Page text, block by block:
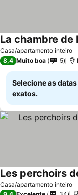
Casa/apartamento inteiro
La chambre de
8,4 Muito boa 5
Selecione as
exatos.
Casa/apartamento inteiro